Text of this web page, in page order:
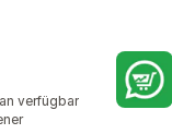
verfügbar